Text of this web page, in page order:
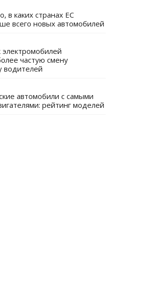
в каких странах ЕС
всего новых автомобилей
частую смену
водителей
автомобили с самыми
рейтинг моделей